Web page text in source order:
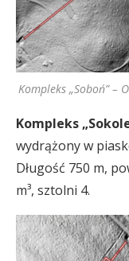
Kompleks „Soboń” –
Kompleks
wydrążony w
Długość 750 m,
m³, sztolni 4.